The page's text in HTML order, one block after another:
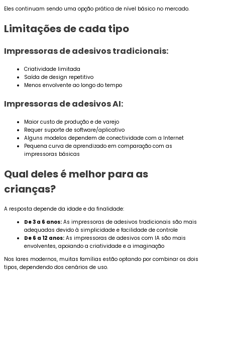
Eles continuam sendo uma opção prática de nível básico no mercado.
Limitações de cada tipo
Impressoras de adesivos tradicionais:
Criatividade limitada
Saída de design repetitivo
Menos envolvente ao longo do tempo
Impressoras de adesivos AI:
Maior custo de produção e de varejo
Requer suporte de software/aplicativo
Alguns modelos dependem de conectividade com a Internet
Pequena curva de aprendizado em comparação com as
impressoras básicas
Qual deles é melhor para as
crianças?
A resposta depende da idade e da finalidade:
De 3 a 6 anos: As impressoras de adesivos tradicionais são mais
adequadas devido à simplicidade e facilidade de controle
De 6 a 12 anos: As impressoras de adesivos com IA são mais
envolventes, apoiando a criatividade e a imaginação
Nos lares modernos, muitas famílias estão optando por combinar os dois
tipos, dependendo dos cenários de uso.